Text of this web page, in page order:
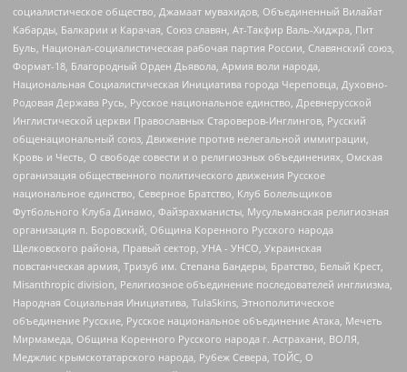
социалистическое общество, Джамаат мувахидов, Объединенный Вилайат
Кабарды, Балкарии и Карачая, Союз славян, Ат-Такфир Валь-Хиджра, Пит
Буль, Национал-социалистическая рабочая партия России, Славянский союз,
Формат-18, Благородный Орден Дьявола, Армия воли народа,
Национальная Социалистическая Инициатива города Череповца, Духовно-
Родовая Держава Русь, Русское национальное единство, Древнерусской
Инглистической церкви Православных Староверов-Инглингов, Русский
общенациональный союз, Движение против нелегальной иммиграции,
Кровь и Честь, О свободе совести и о религиозных объединениях, Омская
организация общественного политического движения Русское
национальное единство, Северное Братство, Клуб Болельщиков
Футбольного Клуба Динамо, Файзрахманисты, Мусульманская религиозная
организация п. Боровский, Община Коренного Русского народа
Щелковского района, Правый сектор, УНА - УНСО, Украинская
повстанческая армия, Тризуб им. Степана Бандеры, Братство, Белый Крест,
Misanthropic division, Религиозное объединение последователей инглиизма,
Народная Социальная Инициатива, TulaSkins, Этнополитическое
объединение Русские, Русское национальное объединение Атака, Мечеть
Мирмамеда, Община Коренного Русского народа г. Астрахани, ВОЛЯ,
Меджлис крымскотатарского народа, Рубеж Севера, ТОЙС, О